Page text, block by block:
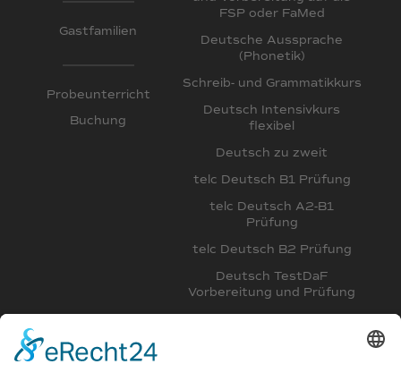
Gastfamilien
Probeunterricht
Buchung
FSP oder FaMed
Deutsche Aussprache
(Phonetik)
Schreib- und Grammatikkurs
Deutsch Intensivkurs
flexibel
Deutsch zu zweit
telc Deutsch B1 Prüfung
telc Deutsch A2-B1
Prüfung
telc Deutsch B2 Prüfung
Deutsch TestDaF
Vorbereitung und Prüfung